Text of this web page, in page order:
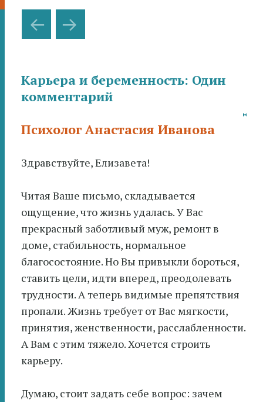
Навигация
по
записям
Карьера и беременность: Один
комментарий
Психолог Анастасия Иванова
Здравствуйте, Елизавета!
Читая Ваше письмо, складывается
ощущение, что жизнь удалась. У Вас
прекрасный заботливый муж, ремонт в
доме, стабильность, нормальное
благосостояние. Но Вы привыкли бороться,
ставить цели, идти вперед, преодолевать
трудности. А теперь видимые препятствия
пропали. Жизнь требует от Вас мягкости,
принятия, женственности, расслабленности.
А Вам с этим тяжело. Хочется строить
карьеру.
Думаю, стоит задать себе вопрос: зачем